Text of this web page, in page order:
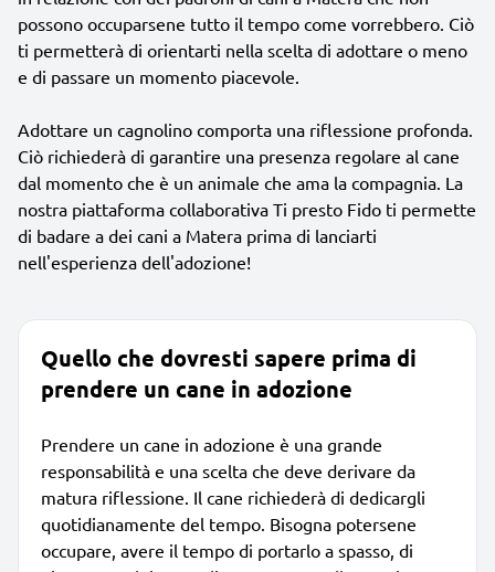
possono occuparsene tutto il tempo come vorrebbero. Ciò
ti permetterà di orientarti nella scelta di adottare o meno
e di passare un momento piacevole.
Adottare un cagnolino comporta una riflessione profonda.
Ciò richiederà di garantire una presenza regolare al cane
dal momento che è un animale che ama la compagnia. La
nostra piattaforma collaborativa Ti presto Fido ti permette
di badare a dei cani a Matera prima di lanciarti
nell'esperienza dell'adozione!
Quello che dovresti sapere prima di
prendere un cane in adozione
Prendere un cane in adozione è una grande
responsabilità e una scelta che deve derivare da
matura riflessione. Il cane richiederà di dedicargli
quotidianamente del tempo. Bisogna potersene
occupare, avere il tempo di portarlo a spasso, di